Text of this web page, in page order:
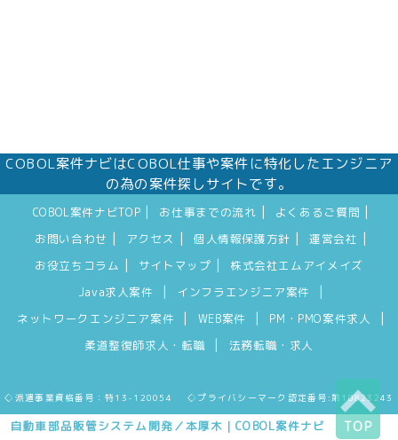
自動車部品販管システム開発／本厚木｜COBOL案件ナビ
COBOL案件ナビはCOBOL仕事や案件に特化したエンジニア
の為の案件探しサイトです。
TOP
COBOL案件ナビTOP お仕事までの流れ よくあるご質問
お問い合わせ アクセス 個人情報保護方針 運営会社
お役立ちコラム サイトマップ
株式会社エムアイメイズ
Java求人案件
インフラエンジニア案件
ネットワークエンジニア案件 WEB案件 PM・PMO案件求人
柔道整復師求人・転職 法務転職・求人
◇派遣事業資格番号：特13-120054 ◇プライバシーマーク認定番号:第10823243